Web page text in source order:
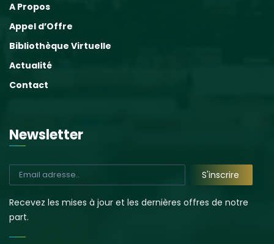
A Propos
Appel d’Offre
Bibliothèque Virtuelle
Actualité
Contact
Newsletter
Recevez les mises à jour et les dernières offres de notre
part.